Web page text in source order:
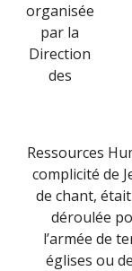
organisée
par la
Direction
des
Ressources
complicité de
de chant,
déroulée
l’armée de
églises ou